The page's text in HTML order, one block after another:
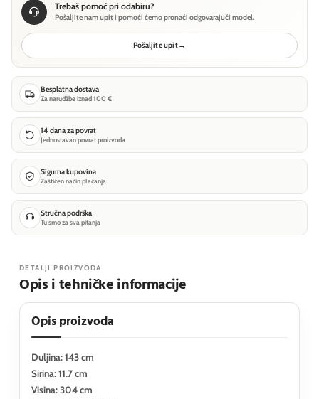
Trebaš pomoć pri odabiru?
Pošaljite nam upit i pomoći ćemo pronaći odgovarajući model.
Pošaljite upit→
Besplatna dostava
Za narudžbe iznad 100 €
14 dana za povrat
Jednostavan povrat proizvoda
Sigurna kupovina
Zaštićen način plaćanja
Stručna podrška
Tu smo za sva pitanja
DETALJI PROIZVODA
Opis i tehničke informacije
Opis proizvoda
Duljina: 143 cm
Sirina: 11.7 cm
Visina: 304 cm